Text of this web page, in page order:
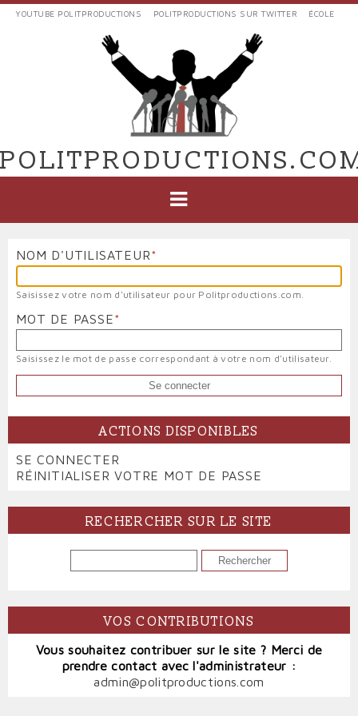
Aller
EXTERNES
POLIT'PRODUCTIONS
YOUTUBE POLITPRODUCTIONS POLITPRODUCTIONS SUR TWITTER ÉCOLE
NOM D'UTILISATEUR
Saisissez votre nom d'utilisateur pour Politproductions.com.
MOT DE PASSE
Saisissez le mot de passe correspondant à votre nom d'utilisateur.
ACTIONS DISPONIBLES
PRIMARY
TABS
SE CONNECTER
ACTIF)
RÉINITIALISER VOTRE MOT DE PASSE
RECHERCHER SUR LE SITE
VOS CONTRIBUTIONS
Vous souhaitez contribuer sur le site ? Merci de
prendre contact avec l'administrateur :
admin@politproductions.com